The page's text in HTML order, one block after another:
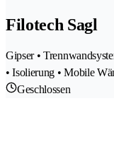
Filotech Sagl
Gipser •
• Isolierung • Mobile
Geschlossen